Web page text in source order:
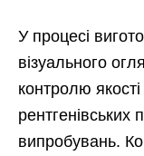
У процесі
візуального
контролю
рентгенівських
випробувань.